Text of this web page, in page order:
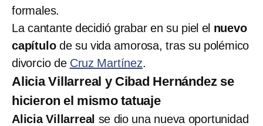
formales.
La cantante decidió grabar en su piel el nuevo
capítulo de su vida amorosa, tras su polémico
divorcio de Cruz Martínez.
Alicia Villarreal y Cibad Hernández se
hicieron el mismo tatuaje
Alicia Villarreal se dio una nueva oportunidad